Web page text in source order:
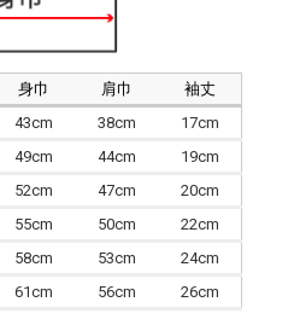
身巾 肩巾
袖丈
43cm 38cm
17cm
49cm 44cm
19cm
52cm 47cm
20cm
55cm 50cm
22cm
58cm 53cm
24cm
61cm 56cm 26cm